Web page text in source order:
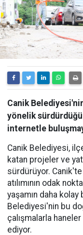
Canik
yönelik
internetle
Canik Belediyesi,
katan projeler ve
sürdürüyor.
atılımının odak
yaşamın daha
Belediyesi'nin bu
çalışmalarla
ediyor.